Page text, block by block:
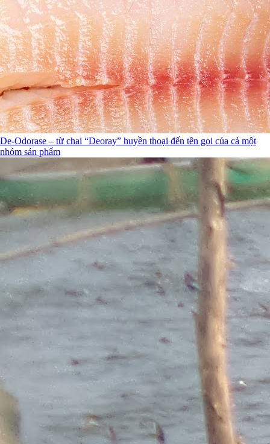
De-Odorase – từ chai “Deoray” huyền thoại đến tên gọi của cả một
nhóm sản phẩm